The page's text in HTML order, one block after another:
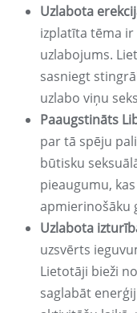
Uzlabota
izplatīta tēma
uzlabojums.
sasniegt
uzlabo viņu
Paaugstināts
par tā spēju
būtisku
pieaugumu,
apmierinošāku
Uzlabota
uzsvērts
Lietotāji bieži
saglabāt